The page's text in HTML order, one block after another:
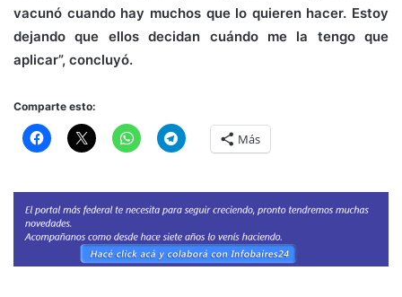
vacunó cuando hay muchos que lo quieren hacer. Estoy
dejando que ellos decidan cuándo me la tengo que
aplicar”, concluyó.
Comparte esto:
Más